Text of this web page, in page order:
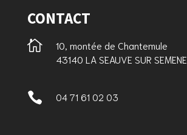
CONTACT

10, montée de Chantemule
43140 LA SEAUVE SUR SEMENE
 04 71 61 02 03